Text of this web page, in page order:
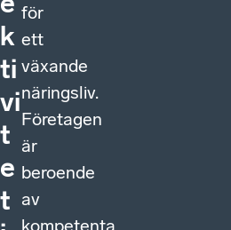
k
ti
vi
t
e
t
för
ett
växande
näringsliv.
Företagen
är
beroende
av
kompetenta